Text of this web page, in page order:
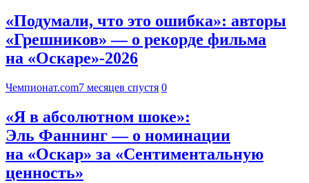
«Подумали, что это ошибка»: авторы
«Грешников» — о рекорде фильма
на «Оскаре»-2026
Чемпионат.com7 месяцев спустя 0
«Я в абсолютном шоке»:
Эль Фаннинг — о номинации
на «Оскар» за «Сентиментальную
ценность»